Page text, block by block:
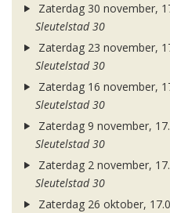
Zaterdag 30 november,
Sleutelstad 30
Zaterdag 23 november,
Sleutelstad 30
Zaterdag 16 november,
Sleutelstad 30
Zaterdag 9 november,
Sleutelstad 30
Zaterdag 2 november,
Sleutelstad 30
Zaterdag 26 oktober,